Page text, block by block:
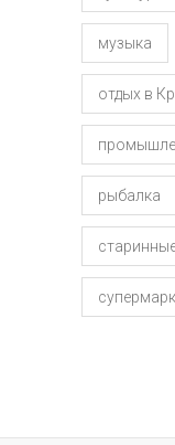
музыка
отдых в
рыбалка